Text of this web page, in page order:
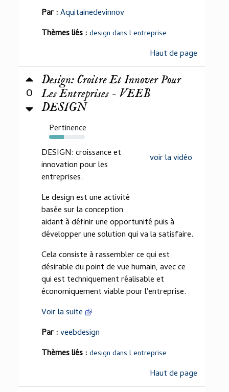
Par :Aquitainedevinnov
Thèmes liés : design dans l entreprise
Haut de page
0
Design: Croitre Et Innover Pour
Les Entreprises - VEEB
DESIGN
Pertinence
42%
voir la vidéo
DESIGN: croissance et
innovation pour les
entreprises.
Le design est une activité
basée sur la conception
aidant à définir une opportunité puis à
développer une solution qui va la satisfaire.
Cela consiste à rassembler ce qui est
désirable du point de vue humain, avec ce
qui est techniquement réalisable et
économiquement viable pour l'entreprise.
Voir la suite
Par :veebdesign
Thèmes liés : design dans l entreprise
Haut de page